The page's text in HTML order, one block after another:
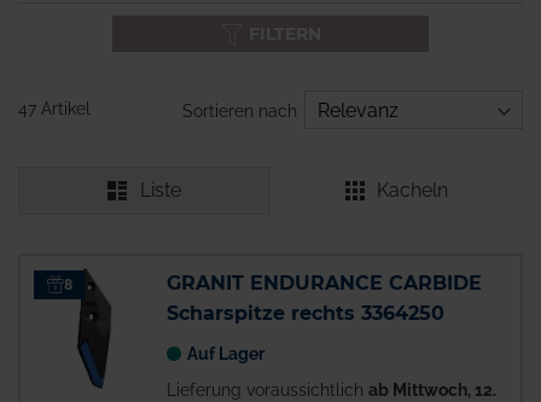
47 Artikel Sortieren nach
Liste Kacheln
8
GRANIT ENDURANCE CARBIDE
Scharspitze rechts 3364250
Auf Lager
Lieferung voraussichtlich ab Mittwoch, 12.